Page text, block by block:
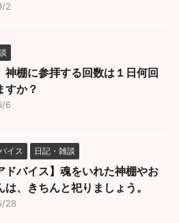
2
神棚に参拝する回数は１日何回
すか？
6
イス 日記・雑談
ドバイス】魂をいれた神棚やお
は、きちんと祀りましょう。
28